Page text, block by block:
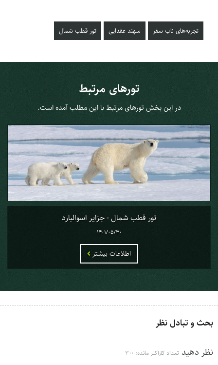
تجربه‌های ناب سفر سهند عقدایی تور قطب شمال
تورهای مرتبط
در این بخش تورهای مرتبط با این مطلب آمده است.
تور قطب شمال - جزایر اسوالبارد
1401/05/30
اطلاعات بیشتر
بحث و تبادل نظر
نظر دهید تعداد کاراکتر مانده: 300